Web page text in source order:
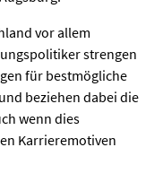
vor allem
strengen
für bestmögliche
beziehen dabei die
wenn dies
Karrieremotiven